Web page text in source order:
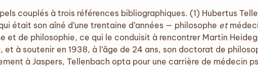
couplés à trois références bibliographiques. (1) Hubertus
était son aîné d’une trentaine d’années — philosophe et
et de philosophie, ce qui le conduisit à rencontrer Martin
et à soutenir en 1938, à l’âge de 24 ans, son doctorat de
à Jaspers, Tellenbach opta pour une carrière de médecin